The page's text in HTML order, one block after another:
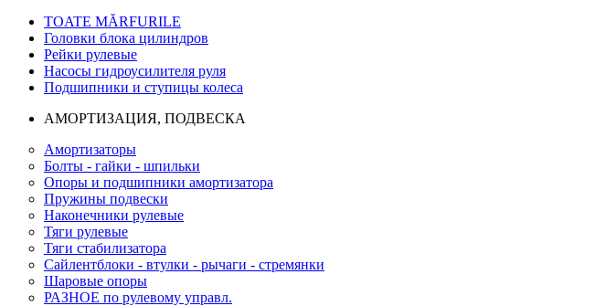
TOATE MĂRFURILE
Головки блока цилиндров
Рейки рулевые
Насосы гидроусилителя руля
Подшипники и ступицы колеса
АМОРТИЗАЦИЯ, ПОДВЕСКА
Амортизаторы
Болты - гайки - шпильки
Опоры и подшипники амортизатора
Пружины подвески
Наконечники рулевые
Тяги рулевые
Тяги стабилизатора
Сайлентблоки - втулки - рычаги - стремянки
Шаровые опоры
РАЗНОЕ по рулевому управл.